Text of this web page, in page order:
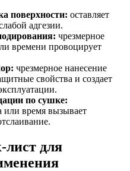
поверхности: оставляет
адгезии.
чрезмерное
времени провоцирует
чрезмерное нанесение
свойства и создает
по сушке:
или время вызывает
лист для